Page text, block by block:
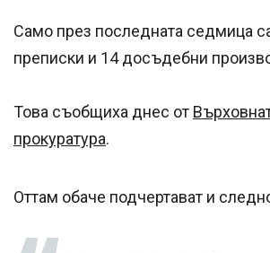
Само през последната седмица
преписки и 14 досъдебни
Това съобщиха днес от
прокуратура.
Оттам обаче подчертават и